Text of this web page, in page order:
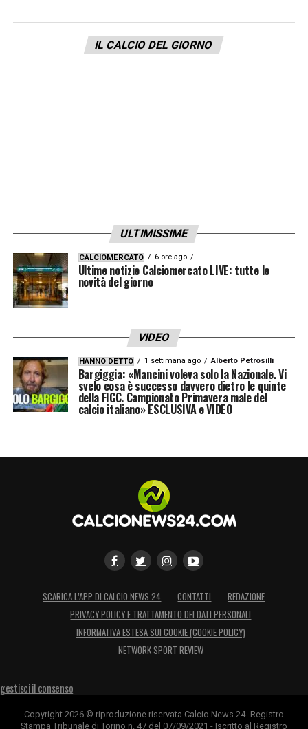
aveva invece ricordato a tutti quanto
sia fondamentale per ilCagliari
proprio cannoniere e leader. Lasciando però
la sensazione di cantiere aperto e di una
costruzione di squadra ancora parecchio
incompleta. Chiudere il
IL CALCIO DEL GIORNO
ULTIMISSIME
CALCIOMERCATO 6 ore ago
Ultime notizie Calciomercato LIVE: tutte le
novità del giorno
VIDEO
HANNO DETTO 1 settimana ago Alberto Petrosilli
Bargiggia: «Mancini voleva solo la Nazionale. Vi
svelo cosa è successo davvero dietro le quinte
della FIGC. Campionato Primavera male del
calcio italiano» ESCLUSIVA e VIDEO
SCARICA L’APP DI CALCIO NEWS 24 CONTATTI
REDAZIONE
PRIVACY POLICY E TRATTAMENTO DEI DATI PERSONALI
INFORMATIVA ESTESA SUI COOKIE (COOKIE POLICY)
NETWORK SPORT REVIEW
gestisci il consenso
Copyright 2026 © riproduzione riservata Calcio News 24 -Registro
Stampa Tribunale di Torino n. 47 del 07/09/2021 - Iscritto al Registro